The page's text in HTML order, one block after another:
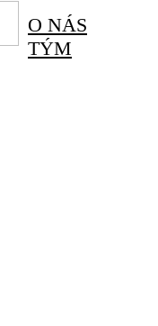
O NÁS
TÝM